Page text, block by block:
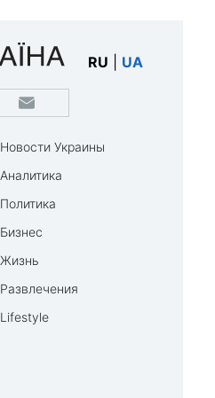
RU UA
Новости Украины
Аналитика
Политика
Бизнес
Жизнь
Развлечения
Lifestyle